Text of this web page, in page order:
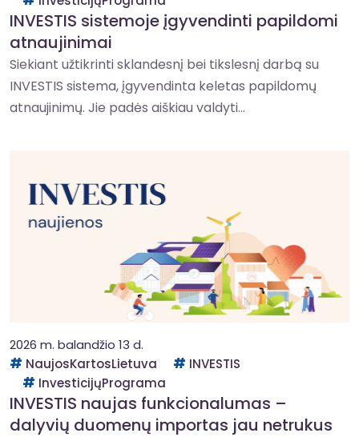
INVESTIS sistemoje įgyvendinti papildomi
atnaujinimai
Siekiant užtikrinti sklandesnį bei tikslesnį darbą su
INVESTIS sistema, įgyvendinta keletas papildomų
atnaujinimų. Jie padės aiškiau valdyti...
2026 m. balandžio 13 d.
NaujosKartosLietuva
INVESTIS
InvesticijųPrograma
INVESTIS naujas funkcionalumas –
dalyvių duomenų importas jau netrukus